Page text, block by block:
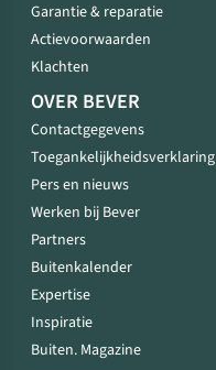
Garantie & reparatie
Actievoorwaarden
Klachten
OVER BEVER
Contactgegevens
Toegankelijkheidsverklaring
Pers en nieuws
Werken bij Bever
Partners
Buitenkalender
Expertise
Inspiratie
Buiten. Magazine